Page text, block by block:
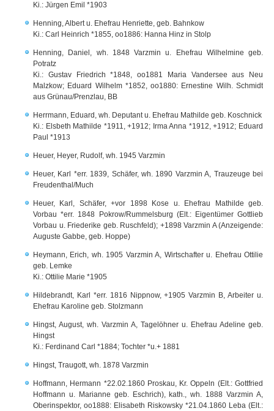
Ki.: Jürgen Emil *1903
Henning, Albert u. Ehefrau Henriette, geb. Bahnkow
Ki.: Carl Heinrich *1855, oo1886: Hanna Hinz in Stolp
Henning, Daniel, wh. 1848 Varzmin u. Ehefrau Wilhelmine geb.
Potratz
Ki.: Gustav Friedrich *1848, oo1881 Maria Vandersee aus Neu
Malzkow; Eduard Wilhelm *1852, oo1880: Ernestine Wilh. Schmidt
aus Grünau/Prenzlau, BB
Herrmann, Eduard, wh. Deputant u. Ehefrau Mathilde geb. Koschnick
Ki.: Elsbeth Mathilde *1911, +1912; Irma Anna *1912, +1912; Eduard
Paul *1913
Heuer, Heyer, Rudolf, wh. 1945 Varzmin
Heuer, Karl *err. 1839, Schäfer, wh. 1890 Varzmin A, Trauzeuge bei
Freudenthal/Much
Heuer, Karl, Schäfer, +vor 1898 Kose u. Ehefrau Mathilde geb.
Vorbau *err. 1848 Pokrow/Rummelsburg (Elt.: Eigentümer Gottlieb
Vorbau u. Friederike geb. Ruschfeld); +1898 Varzmin A (Anzeigende:
Auguste Gabbe, geb. Hoppe)
Heymann, Erich, wh. 1905 Varzmin A, Wirtschafter u. Ehefrau Ottilie
geb. Lemke
Ki.: Ottilie Marie *1905
Hildebrandt, Karl *err. 1816 Nippnow, +1905 Varzmin B, Arbeiter u.
Ehefrau Karoline geb. Stolzmann
Hingst, August, wh. Varzmin A, Tagelöhner u. Ehefrau Adeline geb.
Hingst
Ki.: Ferdinand Carl *1884; Tochter *u.+ 1881
Hingst, Traugott, wh. 1878 Varzmin
Hoffmann, Hermann *22.02.1860 Proskau, Kr. Oppeln (Elt.: Gottfried
Hoffmann u. Marianne geb. Eschrich), kath., wh. 1888 Varzmin A,
Oberinspektor, oo1888: Elisabeth Riskowsky *21.04.1860 Leba (Elt.: